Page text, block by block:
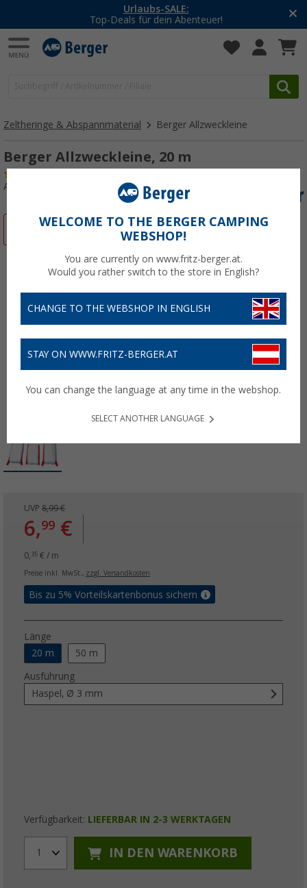
Urlaubs-SALE:
Top-Deals für dein Abenteuer!
Zeltheringe & Abspannmaterial Berger Allzweckleine
Berger Allzweckleine, 20 m
Art.-Nr.: 401240
UVP 8,99 €
6,99 €
0, 35 € / m
Preise inkl. MwSt., zzgl. Versandkosten
Bis zu 5% Vorteilskartenbonus sichern
Länge
20 m
50 m
Ausführung
Haspel, Ø 3 mm
Verfügbarkeit: LIEFERBAR IN 2-3 WERKTAGEN
1 IN DEN WARENKORB
WELCOME TO THE BERGER CAMPING
WEBSHOP!
You are currently on www.fritz-berger.at.
Would you rather switch to the store in English?
CHANGE TO THE WEBSHOP IN ENGLISH
STAY ON WWW.FRITZ-BERGER.AT
You can change the language at any time in the webshop.
SELECT ANOTHER LANGUAGE